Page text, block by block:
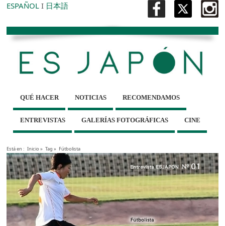
ESPAÑOL I 日本語
QUÉ HACER NOTICIAS RECOMENDAMOS
ENTREVISTAS GALERÍAS FOTOGRÁFICAS CINE
Está en : Inicio» Tag » Fútbolista